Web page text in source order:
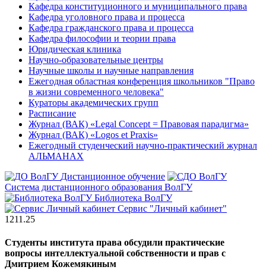
Кафедра конституционного и муниципального права
Кафедра уголовного права и процесса
Кафедра гражданского права и процесса
Кафедра философии и теории права
Юридическая клиника
Научно-образовательные центры
Научные школы и научные направления
Ежегодная областная конференция школьников "Право
в жизни современного человека"
Кураторы академических групп
Расписание
Журнал (ВАК) «Legal Concept = Правовая парадигма»
Журнал (ВАК) «Logos et Praxis»
Ежегодный студенческий научно-практический журнал
АЛЬМАНАХ
Дистанционное обучение
Система дистанционного образования ВолГУ
Библиотека ВолГУ
Сервис "Личный кабинет"
1211.25
Студенты института права обсудили практические
вопросы интеллектуальной собственности и прав с
Дмитрием Кожемякиным